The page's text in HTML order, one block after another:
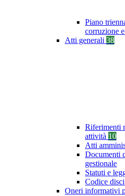
Piano
corruzione
Atti generali 38
Riferimenti
attività 10
Atti
Documenti
gestionale
Statuti e
Codice
Oneri informativi